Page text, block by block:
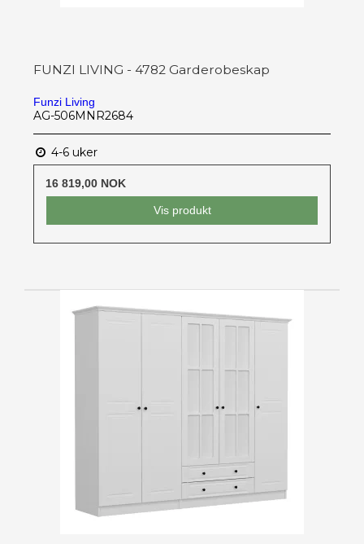
FUNZI LIVING - 4782 Garderobeskap
Funzi Living
AG-506MNR2684
4-6 uker
16 819,00 NOK
Vis produkt